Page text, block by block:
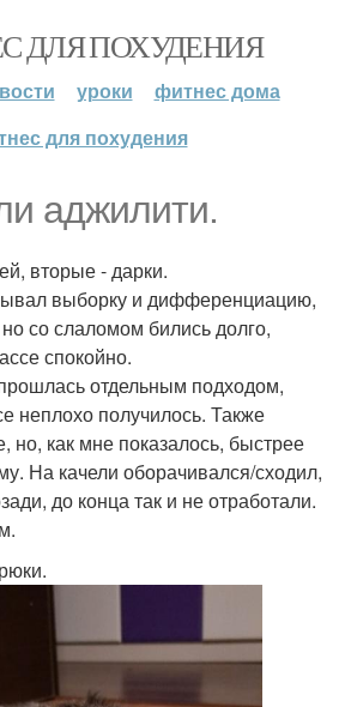
ДЛЯ ПОХУДЕНИЯ
уроки
фитнес дома
для похудения
аджилити.
вторые - дарки.
выборку и дифференциацию,
со слаломом бились долго,
спокойно.
отдельным подходом,
неплохо получилось. Также
но, как мне показалось, быстрее
На качели оборачивался/сходил,
до конца так и не отработали.